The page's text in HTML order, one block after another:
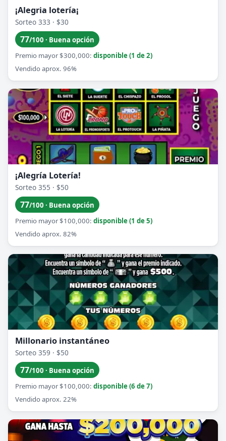
¡Alegria lotería¡
Sorteo 333 · $30
77/100 · Buena opción
Premio mayor $300,000: disponible (1 de 2)
Vendido aprox. 96%
¡Alegría Lotería!
Sorteo 355 · $50
77/100 · Buena opción
Premio mayor $100,000: disponible (1 de 5)
Vendido aprox. 82%
Millonario instantáneo
Sorteo 359 · $50
77/100 · Buena opción
Premio mayor $100,000: disponible (6 de 7)
Vendido aprox. 22%